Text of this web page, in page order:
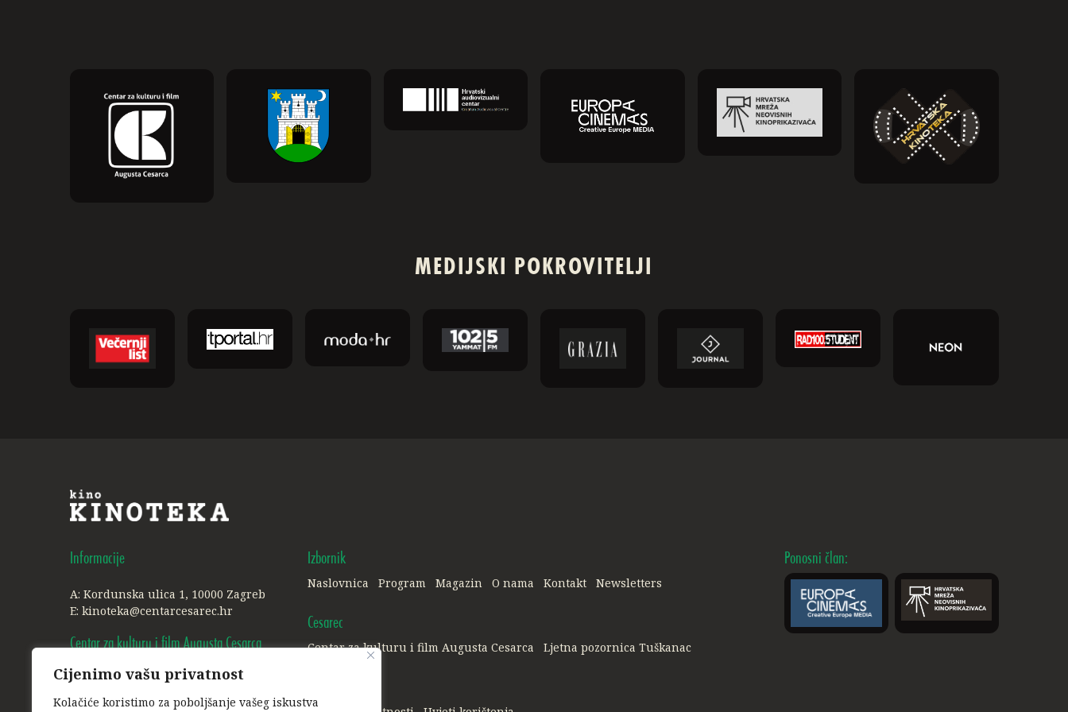
Cijenimo vašu privatnost
Kolačiće koristimo za poboljšanje vašeg iskustva
MEDIJSKI POKROVITELJI
Informacije
A: Kordunska ulica 1, 10000 Zagreb
E: kinoteka@centarcesarec.hr
Centar za kulturu i film Augusta Cesarca
A: Ilica 227, 1. i 3. kat, 10000 Zagreb
E:info@centarcesarec.hr
Izbornik
Naslovnica Program Magazin O nama Kontakt Newsletters
Cesarec
Centar za kulturu i film Augusta Cesarca Ljetna pozornica Tuškanac
Ponosni član: